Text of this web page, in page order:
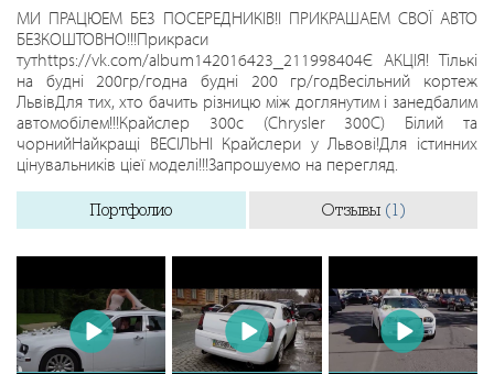
МИ ПРАЦЮЕМ БЕЗ ПОСЕРЕДНИКІВ!І ПРИКРАШАЕМ СВОЇ АВТО
БЕЗКОШТОВНО!!!Прикраси
тутhttps://vk.com/album142016423_211998404Є АКЦІЯ! Тількі
на будні 200гр/годна будні 200 гр/годВесільний кортеж
ЛьвівДля тих, хто бачить різницю між доглянутим і занедбалим
автомобілем!!!Крайслер 300с (Chrysler 300C) Білий та
чорнийНайкращі ВЕСІЛЬНІ Крайслери у Львові!Для істинних
цінувальників ціеї моделі!!!Запрошуемо на перегляд.
Портфолио Отзывы (1)